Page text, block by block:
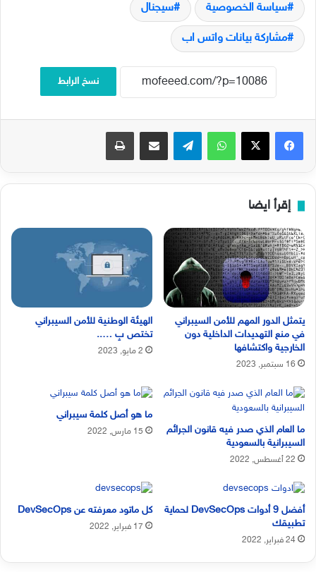
سياسة الخصوصية سيجنال
مشاركة بيانات واتس اب
نسخ الرابط
فيسبوك‫X واتساب تيلقرام مشاركة عبر البريد طباعة
إقرأ ايضا
يتمثل الدور المهم للأمن السيبراني
في منع التهديدات الداخلية دون
الخارجية واكتشافها
16 سبتمبر, 2023
الهيئة الوطنية للأمن السيبراني
تختص بِ …..
2 مايو, 2023
ما العام الذي صدر فيه قانون الجرائم
السيبرانية بالسعودية
22 أغسطس, 2022
ما هو أصل كلمة سيبراني
15 مارس, 2022
أفضل 9 أدوات DevSecOps لحماية
تطبيقك
24 فبراير, 2022
كل ماتود معرفته عن DevSecOps
17 فبراير, 2022